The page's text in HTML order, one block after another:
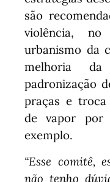
são
violência,
urbanismo da
melhoria da
padronização
praças e troca
de vapor por
exemplo.
“Esse comitê,
não tenho